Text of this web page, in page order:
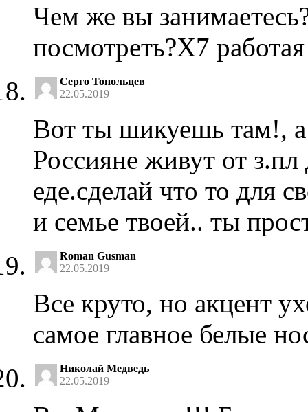
Чем же вы
посмотреть?Х7
Серго Топольцев
22.05.2019
Вот ты шикуешь там!, а
Россияне живут от
еде.сделай что то для
и семье твоей.. ты
Roman Gusman
22.05.2019
Все круто, но акцент
самое главное белые
Николай Медведь
22.05.2019